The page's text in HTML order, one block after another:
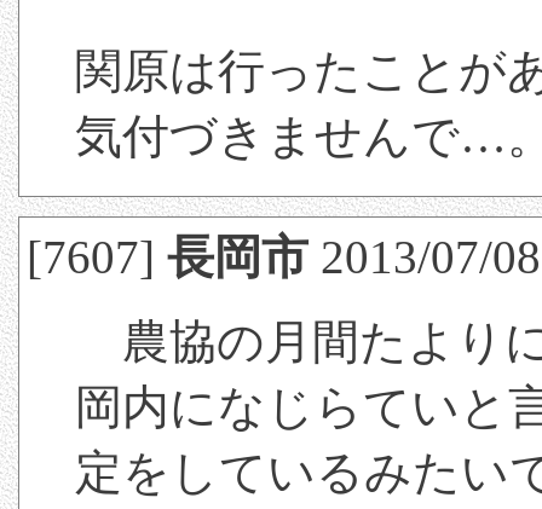
関原は行ったことが
気付づきませんで…
[7607]長岡市 2013/07/
農協の月間たより
岡内になじらていと
定をしているみたい